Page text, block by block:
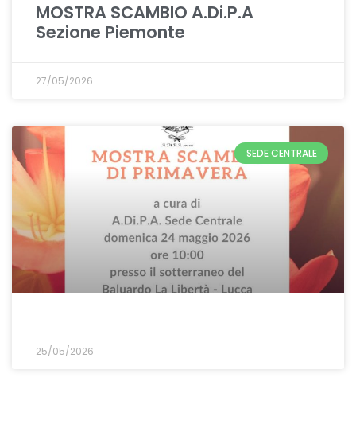
MOSTRA SCAMBIO A.Di.P.A
Sezione Piemonte
27/05/2026
SEDE CENTRALE
25/05/2026